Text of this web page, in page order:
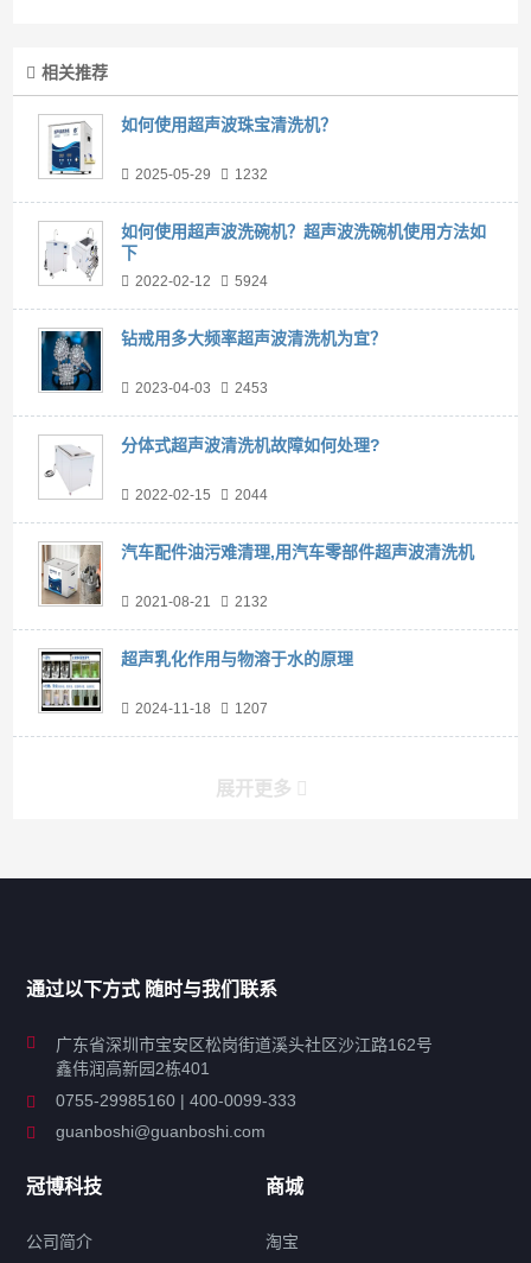
相关推荐
如何使用超声波珠宝清洗机？
2025-05-29 1232
如何使用超声波洗碗机？超声波洗碗机使用方法如
下
2022-02-12 5924
钻戒用多大频率超声波清洗机为宜？
2023-04-03 2453
分体式超声波清洗机故障如何处理?
2022-02-15 2044
汽车配件油污难清理,用汽车零部件超声波清洗机
2021-08-21 2132
超声乳化作用与物溶于水的原理
2024-11-18 1207
展开更多
工业超声波清洗设备
特种超声波洗净产品
超声波配件
通过以下方式 随时与我们联系
广东省深圳市宝安区松岗街道溪头社区沙江路162号
鑫伟润高新园2栋401
0755-29985160 | 400-0099-333
guanboshi@guanboshi.com
冠博科技
公司简介
商城
淘宝